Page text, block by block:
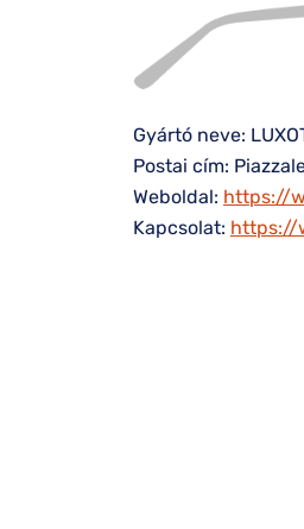
Gyártó neve:
Postai cím:
Weboldal: https://
Kapcsolat: https://